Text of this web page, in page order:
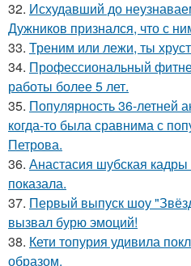
32. Исхудавший до
Дужников признался, что с
33. Треним или лежи, ты
34. Профессиональный
работы более 5 лет.
35. Популярность 36-летней
когда-то была сравнима с
Петрова.
36. Анастасия шубская
показала.
37. Первый выпуск шоу
вызвал бурю эмоций!
38. Кети топурия удивила
образом.